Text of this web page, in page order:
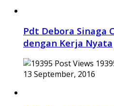
Pdt Debora Sinaga
dengan Kerja Nyata
13 September, 2016